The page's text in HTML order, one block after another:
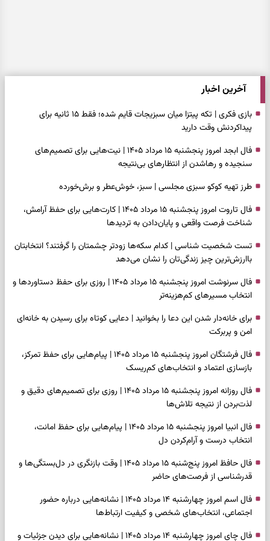
آخرین اخبار
بازی فکری | تکه پیتزا میان سبزیجات قایم شده؛ فقط ۱۵ ثانیه برای
پیداکردنش وقت دارید
فال ابجد امروز پنجشنبه ۱۵ مرداد ۱۴۰۵ | نیت‌هایی برای تصمیم‌های
سنجیده و رهاشدن از انتظارهای بی‌نتیجه
طرز تهیه کوکو سبزی مجلسی | سبز، خوش‌عطر و برش‌خورده
فال تاروت امروز پنجشنبه ۱۵ مرداد ۱۴۰۵ | کارت‌هایی برای حفظ آرامش،
شناخت فرصت واقعی و پایان‌دادن به تردیدها
تست شخصیت شناسی | کدام سکه‌ها زودتر چشمتان را گرفتند؟ انتخابتان
باارزش‌ترین چیز زندگی‌تان را نشان می‌دهد
فال سرنوشت امروز پنجشنبه ۱۵ مرداد ۱۴۰۵ | روزی برای حفظ دستاوردها و
انتخاب مسیرهای کم‌هزینه‌تر
برای خانه‌دار شدن این دعا را بخوانید | دعایی کوتاه برای رسیدن به خانه‌ای
امن و پربرکت
فال فرشتگان امروز پنجشنبه ۱۵ مرداد ۱۴۰۵ | پیام‌هایی برای حفظ تمرکز،
بازسازی اعتماد و انتخاب‌های کم‌ریسک
فال روزانه امروز پنجشنبه ۱۵ مرداد ۱۴۰۵ | روزی برای تصمیم‌های دقیق و
لذت‌بردن از نتیجه تلاش‌ها
فال انبیا امروز پنجشنبه ۱۵ مرداد ۱۴۰۵ | پیام‌هایی برای حفظ امانت،
انتخاب درست و آرام‌کردن دل
فال حافظ امروز پنج‌شنبه ۱۵ مرداد ۱۴۰۵ | وقت بازنگری در دل‌بستگی‌ها و
قدرشناسی از فرصت‌های حاضر
فال اسم امروز چهارشنبه ۱۴ مرداد ۱۴۰۵ | نشانه‌هایی درباره حضور
اجتماعی، انتخاب‌های شخصی و کیفیت ارتباط‌ها
فال چای امروز چهارشنبه ۱۴ مرداد ۱۴۰۵ | نشانه‌هایی برای دیدن جزئیات و